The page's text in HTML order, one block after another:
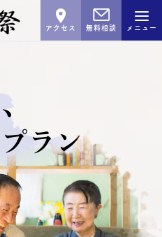
メニュー
無料相談
アクセス
ラン